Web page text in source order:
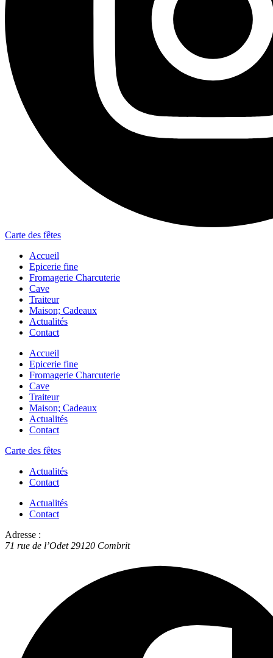
Carte des fêtes
Accueil
Epicerie fine
Fromagerie Charcuterie
Cave
Traiteur
Maison; Cadeaux
Actualités
Contact
Accueil
Epicerie fine
Fromagerie Charcuterie
Cave
Traiteur
Maison; Cadeaux
Actualités
Contact
Carte des fêtes
Actualités
Contact
Actualités
Contact
Adresse :
71 rue de l’Odet 29120 Combrit